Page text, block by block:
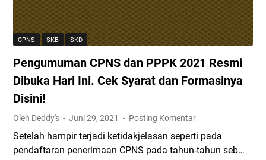
0
2
1
S
e
r
a
D
C
P
N
S
T
a
H
a
n
CPNS SKB SKD
Pengumuman CPNS dan PPPK 2021 Resmi
Dibuka Hari Ini. Cek Syarat dan Formasinya
Disini!
Oleh Deddy's Juni 29, 2021 Posting Komentar
Setelah hampir terjadi ketidakjelasan seperti pada
pendaftaran penerimaan CPNS pada tahun-tahun seb…